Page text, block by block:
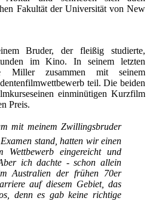
Fakultät der Universität von New
Bruder, der fleißig studierte,
im Kino. In seinem letzten
Miller zusammen mit seinem
teil. Die beiden
einminütigen Kurzfilm
Preis.
mit meinem Zwillingsbruder
stand, hatten wir einen
eingereicht und
ich dachte - schon allein
Australien der frühen 70er
auf diesem Gebiet, das
denn es gab keine richtige